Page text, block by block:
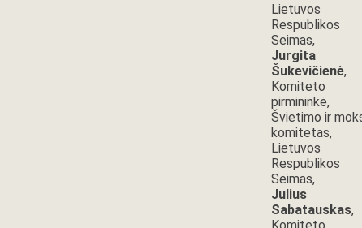
Lietuvos
Respublikos
Seimas,
Jurgita
Šukevičienė,
Komiteto
pirmininkė,
Švietimo ir
komitetas,
Lietuvos
Respublikos
Seimas,
Julius
Sabatauskas,